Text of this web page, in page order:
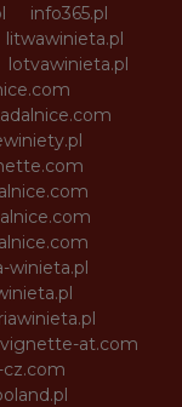
info365.pl
litwawinieta.pl
lotvawinieta.pl
winieta.pl
vignette-at.com